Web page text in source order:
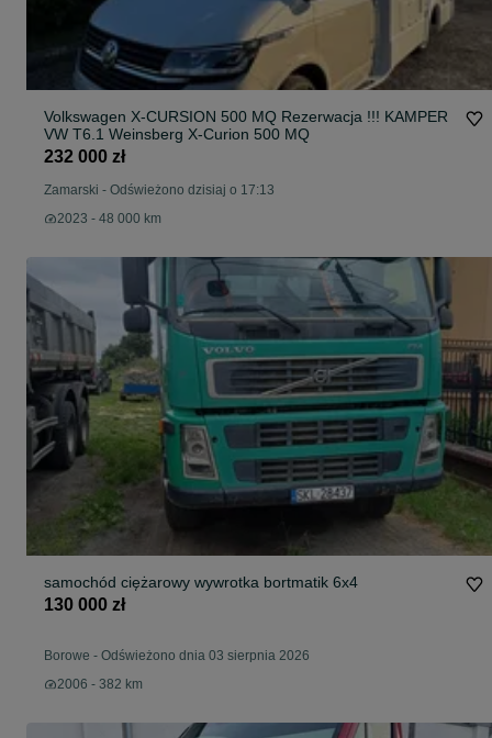
Volkswagen X-CURSION 500 MQ Rezerwacja !!! KAMPER
VW T6.1 Weinsberg X-Curion 500 MQ
232 000 zł
Zamarski - Odświeżono dzisiaj o 17:13
2023 - 48 000 km
samochód ciężarowy wywrotka bortmatik 6x4
130 000 zł
Borowe - Odświeżono dnia 03 sierpnia 2026
2006 - 382 km